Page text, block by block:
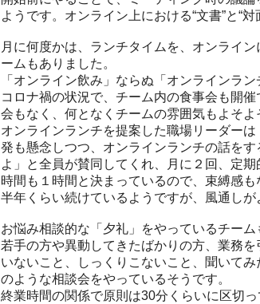
ようです。オンライン上における“文書”と“
月に何度かは、ランチタイムを、オンライ
ームもありました。
「オンライン飲み」ならぬ「オンラインラン
コロナ禍の状況で、チーム内の食事会も開
会もなく、何となくチームの雰囲気もよそよ
オンラインランチを提案した職場リーダー
発も懸念しつつ、オンラインランチの話を
よ」と全員が賛同してくれ、月に２回、定期
時間も１時間と決まっているので、束縛感も
半年くらい続けているようですが、風通し
お悩み相談的な「夕礼」をやっているチーム
若手の方や異動してきたばかりの方、業務
いないこと、しっくりこないこと、聞いて
のような相談会をやっているそうです。
終業時間の関係で原則は30分くらいに区切